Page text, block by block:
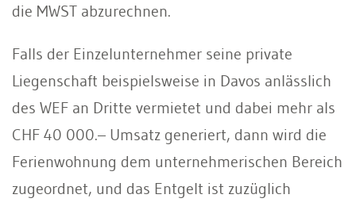
die MWST abzurechnen.
Falls der Einzelunternehmer seine private
Liegenschaft beispielsweise in Davos anlässlich
des WEF an Dritte vermietet und dabei mehr als
CHF 40 000.– Umsatz generiert, dann wird die
Ferienwohnung dem unternehmerischen Bereich
zugeordnet, und das Entgelt ist zuzüglich